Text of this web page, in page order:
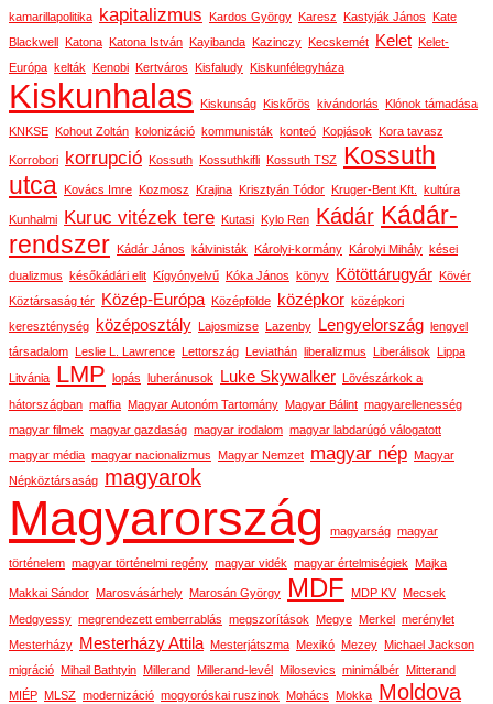
kamarillapolitika kapitalizmus Kardos György Karesz Kastyják János
Kate
Blackwell
Katona Katona István Kayibanda Kazinczy Kecskemét Kelet
Kelet-
Európa kelták Kenobi Kertváros Kisfaludy Kiskunfélegyháza
Kiskunhalas Kiskunság Kiskőrös kivándorlás Klónok támadása
KNKSE Kohout Zoltán kolonizáció kommunisták konteó Kopjások Kora tavasz
Korrobori korrupció Kossuth Kossuthkifli Kossuth TSZ Kossuth
utca
Kovács Imre Kozmosz Krajina Krisztyán Tódor Kruger-Bent Kft. kultúra
Kunhalmi Kuruc vitézek tere Kutasi Kylo Ren Kádár Kádár-
rendszer
Kádár János kálvinisták Károlyi-kormány Károlyi Mihály kései
dualizmus
későkádári elit Kígyónyelvű Kóka János könyv Kötöttárugyár
Kövér
Köztársaság tér
Közép-Európa Középfölde középkor középkori
kereszténység
középosztály Lajosmizse Lazenby Lengyelország
lengyel
társadalom
Leslie L. Lawrence Lettország Leviathán liberalizmus Liberálisok
Lippa
Litvánia LMP lopás luheránusok Luke Skywalker
Lövészárkok a
hátországban maffia Magyar Autonóm Tartomány Magyar Bálint magyarellenesség
magyar filmek magyar gazdaság magyar irodalom magyar labdarúgó válogatott
magyar média magyar nacionalizmus Magyar Nemzet magyar nép Magyar
Népköztársaság magyarok
Magyarország magyarság magyar
történelem magyar történelmi regény magyar vidék magyar értelmiségiek Majka
Makkai Sándor Marosvásárhely Marosán György MDF MDP KV Mecsek
Medgyessy megrendezett emberrablás megszorítások Megye Merkel
merénylet
Mesterházy
Mesterházy Attila Mesterjátszma Mexikó Mezey Michael Jackson
migráció Mihail Bathtyin Millerand Millerand-levél Milosevics minimálbér Mitterand
MIÉP MLSZ modernizáció mogyoróskai ruszinok Mohács Mokka Moldova